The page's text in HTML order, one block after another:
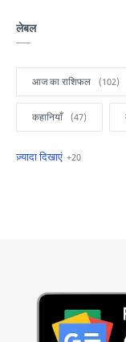
लेबल
आज का राशिफल
कहानियाँ
खबरें फटाफट
Hindi Stories
Jobs and Education